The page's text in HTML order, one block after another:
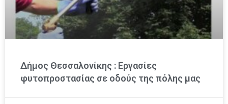
Δήμος Θεσσαλονίκης : Εργασίες
φυτοπροστασίας σε οδούς της πόλης μας